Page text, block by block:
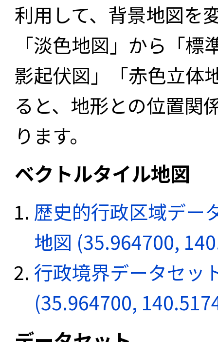
利用して、背景地図を
「淡色地図」から「
影起伏図」「赤色立体
ると、地形との位置関
ります。
ベクトルタイル地図
歴史的行政区域デー
地図 (35.964700,
行政境界データセッ
(35.964700,